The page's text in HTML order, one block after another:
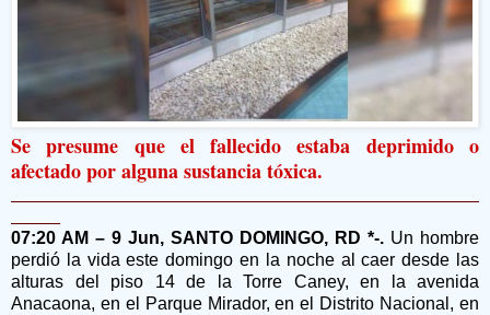
Se presume que el fallecido estaba deprimido o
afectado por alguna sustancia tóxica.
07:20 AM – 9 Jun, SANTO DOMINGO, RD *-. Un hombre
perdió la vida este domingo en la noche al caer desde las
alturas del piso 14 de la Torre Caney, en la avenida
Anacaona, en el Parque Mirador, en el Distrito Nacional, en